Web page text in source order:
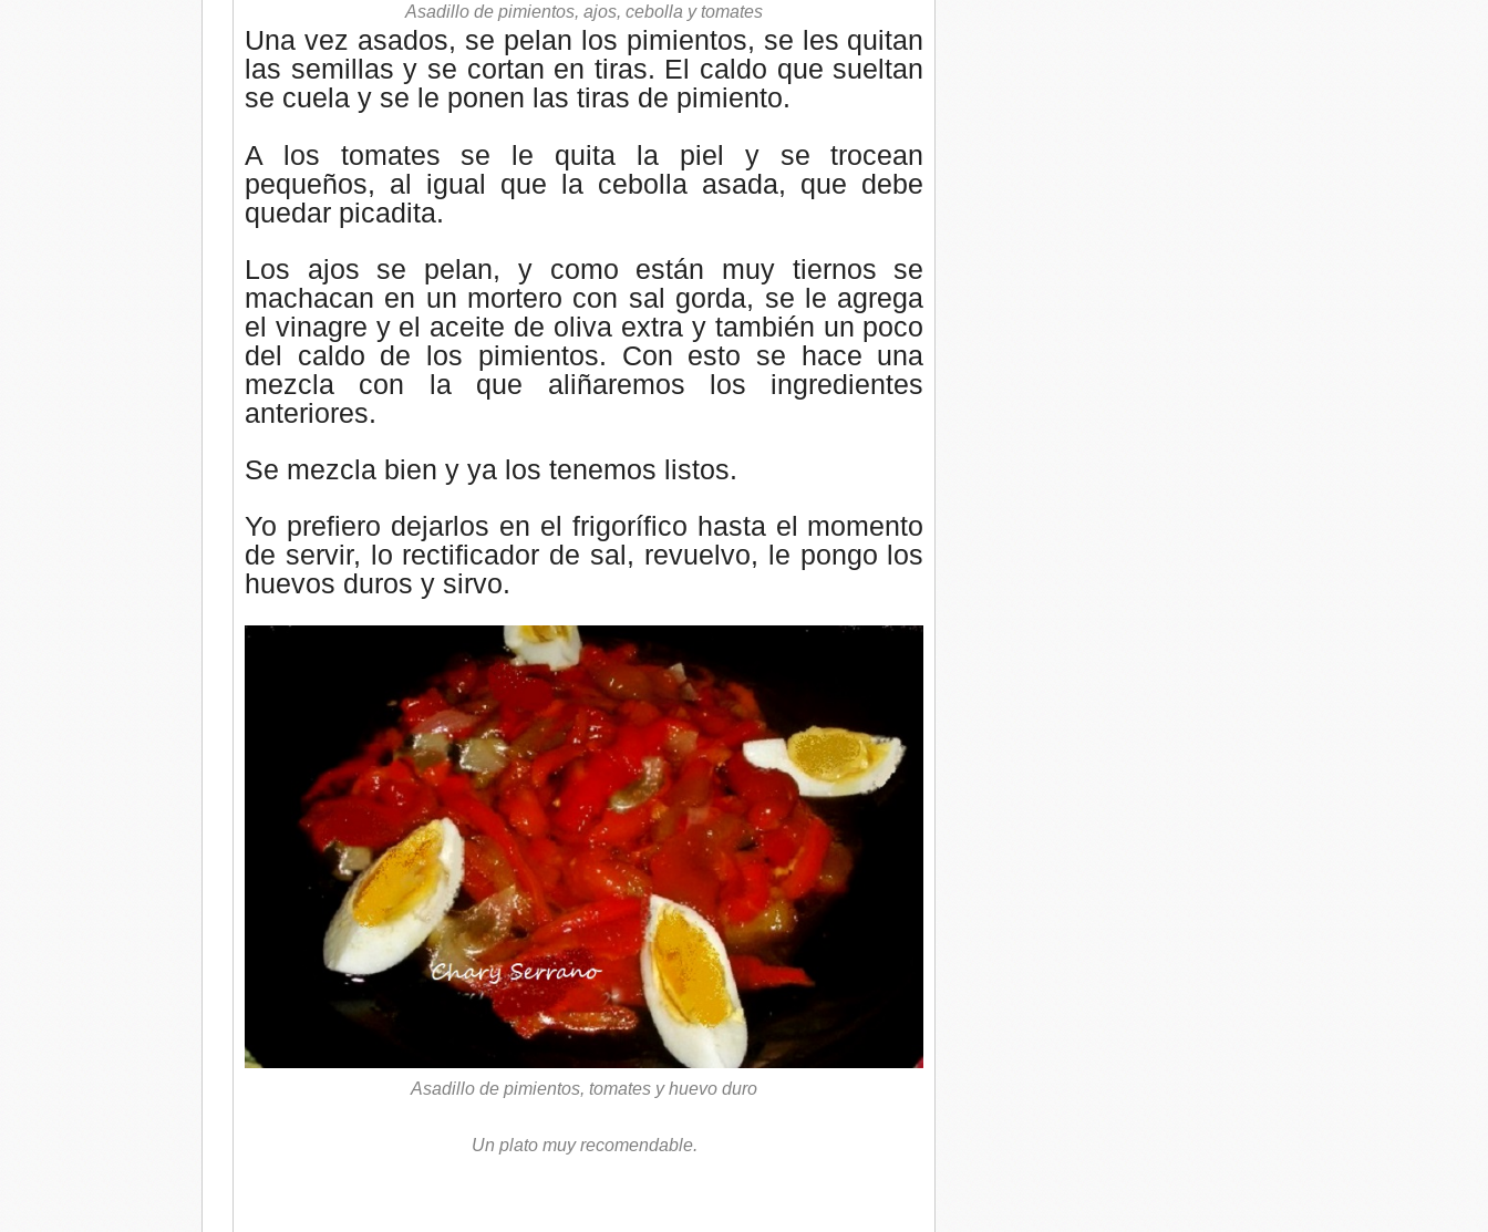
Asadillo de pimientos, ajos, cebolla y tomates
Una vez asados, se pelan los pimientos, se les quitan
las semillas y se cortan en tiras. El caldo que sueltan
se cuela y se le ponen las tiras de pimiento.
A los tomates se le quita la piel y se trocean
pequeños, al igual que la cebolla asada, que debe
quedar picadita.
Los ajos se pelan, y como están muy tiernos se
machacan en un mortero con sal gorda, se le agrega
el vinagre y el aceite de oliva extra y también un poco
del caldo de los pimientos.
Con esto se hace una
mezcla con la que aliñaremos los ingredientes
anteriores.
Se mezcla bien y ya los tenemos listos.
Yo prefiero dejarlos en el frigorífico hasta el momento
de servir, lo rectificador de sal, revuelvo, le pongo los
huevos duros y sirvo.
Asadillo de pimientos, tomates y huevo duro
Un plato muy recomendable.